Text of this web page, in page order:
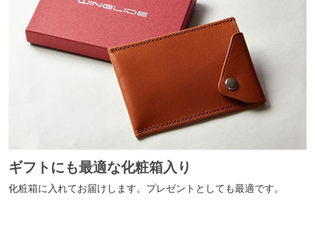
ギフトにも最適な化粧箱入り
化粧箱に入れてお届けします。プレゼントとしても最適です。